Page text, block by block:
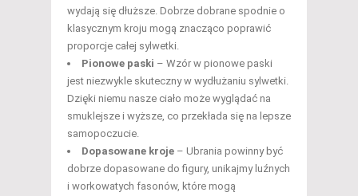
wydają się dłuższe. Dobrze dobrane spodnie o
klasycznym kroju mogą znacząco poprawić
proporcje całej sylwetki.
Pionowe paski – Wzór w pionowe paski
jest niezwykle skuteczny w wydłużaniu sylwetki.
Dzięki niemu nasze ciało może wyglądać na
smuklejsze i wyższe, co przekłada się na lepsze
samopoczucie.
Dopasowane kroje – Ubrania powinny być
dobrze dopasowane do figury, unikajmy luźnych
i workowatych fasonów, które mogą